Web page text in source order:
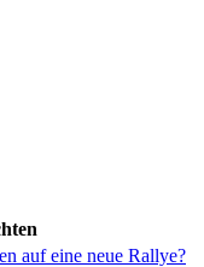
auf eine neue Rallye?